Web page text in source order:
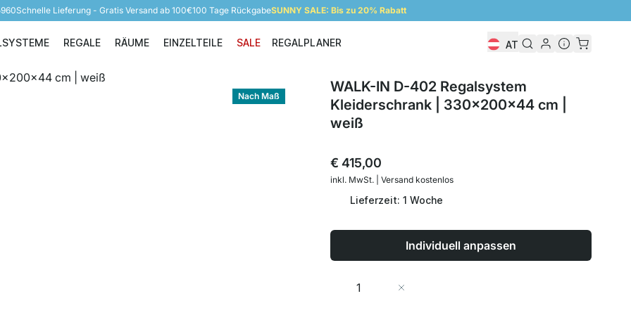
Schnelle Lieferung - Gratis Versand ab 100€100 Tage RückgabeSUNNY SALE: Bis zu 20% Rabatt
Regalsysteme
REGALE
Regale
RÄUME
Räume
EINZELTEILE
Einzelteile
SALE REGALPLANER AT
Nach Maß
WALK-IN D-402 Regalsystem
Kleiderschrank | 330x200x44 cm |
weiß
€ 415,00
inkl. MwSt. | Versand kostenlos
Lieferzeit: 1 Woche
Individuell anpassen
Menge